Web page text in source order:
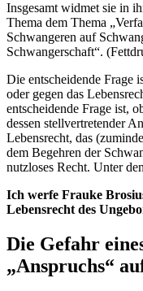
Insgesamt widmet sie in
Thema dem Thema
Schwangeren auf
Schwangerschaft“.
Die entscheidende Frage
oder gegen das
entscheidende Frage ist,
dessen stellvertretender
Lebensrecht, das
dem Begehren der
nutzloses Recht. Unter
Ich werfe Frauke
Lebensrecht des
Die Gefahr
„Anspruchs“